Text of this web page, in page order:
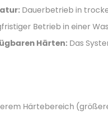
Dauerbetrieb in
Betrieb in einer
Härten:Das
Härtebereich